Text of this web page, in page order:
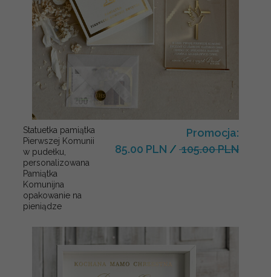
Statuetka pamiątka
Pierwszej Komunii
w pudełku,
personalizowana
Pamiątka
Komunijna
opakowanie na
pieniądze
Promocja:
85.00 PLN / 105.00 PLN